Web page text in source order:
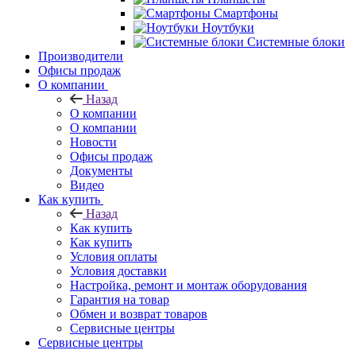
Смартфоны
Ноутбуки
Системные блоки
Производители
Офисы продаж
О компании
Назад
О компании
О компании
Новости
Офисы продаж
Документы
Видео
Как купить
Назад
Как купить
Как купить
Условия оплаты
Условия доставки
Настройка, ремонт и монтаж оборудования
Гарантия на товар
Обмен и возврат товаров
Сервисные центры
Сервисные центры